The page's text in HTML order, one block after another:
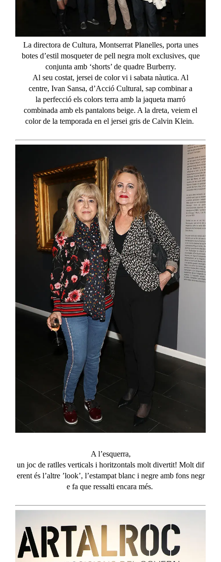
La directora de Cultura, Montserrat Planelles, porta unes
botes d’estil mosqueterde pell negra molt exclusives, que
conjunta amb‘shorts’ de quadre Burberry.
Al seu costat, jersei de color vi i sabata nàutica. Al
centre, Ivan Sansa, d’Acció Cultural, sap combinar a
la perfecció els colors terra amb la jaqueta marró
combinada amb els pantalons beige. A la dreta, veiem el
color de la temporada en el jersei gris de Calvin Klein.
A l’esquerra,
un joc de ratlles verticals i horitzontals molt divertit! Molt dif
erent és l’altre’look’, l’estampat blanci negre amb fons negr
efa que ressalti encara més.